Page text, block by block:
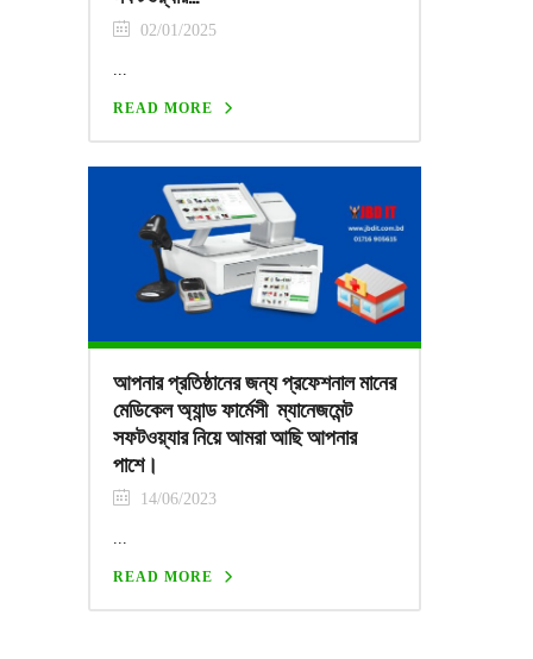
02/01/2025
...
READ MORE
আপনার প্রতিষ্ঠানের জন্য প্রফেশনাল মানের
মেডিকেল অ্যান্ড ফার্মেসী ম্যানেজমেন্ট
সফটওয়্যার নিয়ে আমরা আছি আপনার
পাশে।
14/06/2023
READ MORE